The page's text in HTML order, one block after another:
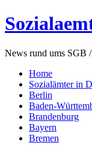
News rund ums SGB
Home
Sozialämter in
Berlin
Baden-
Brandenburg
Bayern
Bremen